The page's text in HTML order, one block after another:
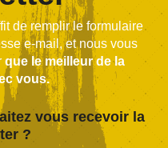
de remplir le formulaire
e-mail, et nous vous
que le meilleur de la
vous.
vous recevoir la
?